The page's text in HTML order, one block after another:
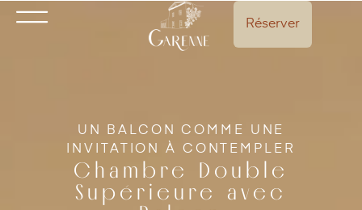
Réserver
UN BALCON COMME UNE
INVITATION À CONTEMPLER
Chambre Double
Supérieure avec